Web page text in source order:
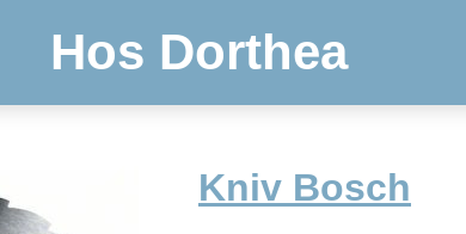
Hos Dorthea
Kniv Bosch